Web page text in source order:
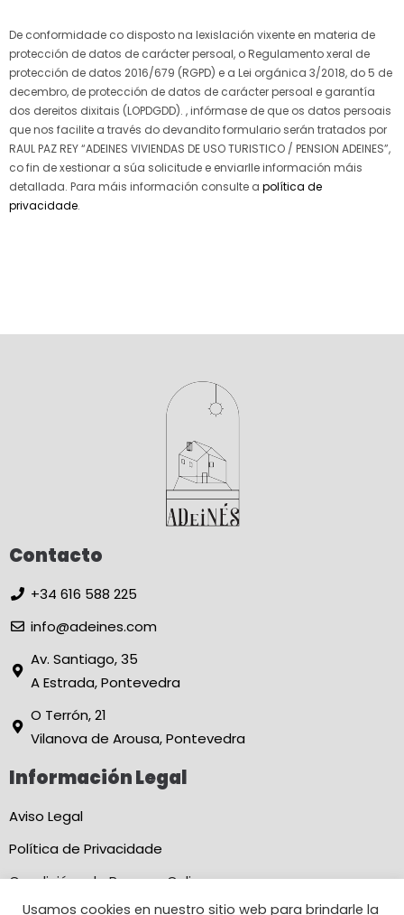
De conformidade co disposto na lexislación vixente en materia de
protección de datos de carácter persoal, o Regulamento xeral de
protección de datos 2016/679 (RGPD) e a Lei orgánica 3/2018, do 5 de
decembro, de protección de datos de carácter persoal e garantía
dos dereitos dixitais (LOPDGDD). , infórmase de que os datos persoais
que nos facilite a través do devandito formulario serán tratados por
RAUL PAZ REY “ADEINES VIVIENDAS DE USO TURISTICO / PENSION ADEINES”,
co fin de xestionar a súa solicitude e enviarlle información máis
detallada. Para máis información consulte a política de
privacidade.
Contacto
+34 616 588 225
info@adeines.com
Av. Santiago, 35
A Estrada, Pontevedra
O Terrón, 21
Vilanova de Arousa, Pontevedra
Información Legal
Aviso Legal
Política de Privacidade
Condicións de Reserva Online
Usamos cookies en nuestro sitio web para brindarle la